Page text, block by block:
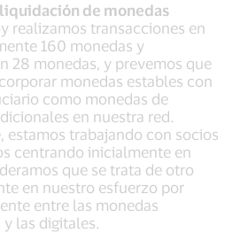
de monedas
realizamos transacciones en
160 monedas y
28 monedas, y prevemos que
monedas estables con
como monedas de
en nuestra red.
estamos trabajando con socios
centrando inicialmente en
que se trata de otro
en nuestro esfuerzo por
entre las monedas
las digitales.